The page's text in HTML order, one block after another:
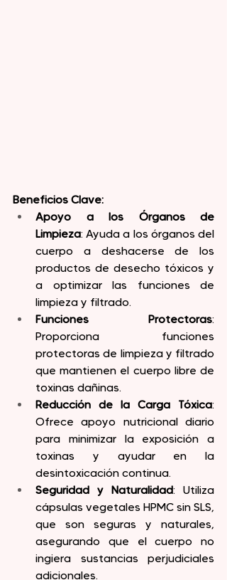
Beneficios Clave:
Apoyo a los Órganos de
Limpieza: Ayuda a los órganos del
cuerpo a deshacerse de los
productos de desecho tóxicos y
a optimizar las funciones de
limpieza y filtrado.
Funciones Protectoras:
Proporciona funciones
protectoras de limpieza y filtrado
que mantienen el cuerpo libre de
toxinas dañinas.
Reducción de la Carga Tóxica:
Ofrece apoyo nutricional diario
para minimizar la exposición a
toxinas y ayudar en la
desintoxicación continua.
Seguridad y Naturalidad: Utiliza
cápsulas vegetales HPMC sin SLS,
que son seguras y naturales,
asegurando que el cuerpo no
ingiera sustancias perjudiciales
adicionales.